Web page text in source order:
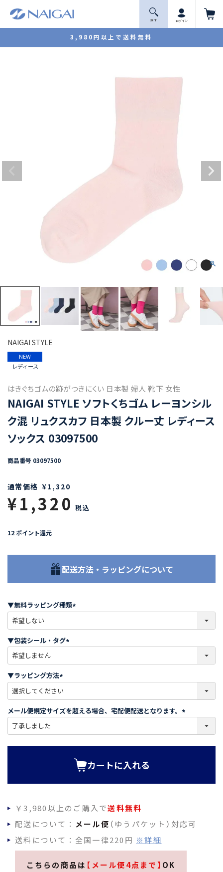
3,980円以上で送料無料
探 す ログイン
NAIGAI STYLE
NEW
レディース
はきぐちゴムの跡がつきにくい 日本製 婦人 靴下 女性
NAIGAI STYLE ソフトくちゴム レーヨンシル
ク混 リュクスカフ 日本製 クルー丈 レディース
ソックス 03097500
商品番号 03097500
通常価格 ¥1,320
¥1,320 税込
12 ポイント還元
配送方法・ラッピングについて
▼無料ラッピング種類
必
)
▼包装シール・タグ
必
)
▼ラッピング方法
必
須
)
メール便規定サイズを超える場合、宅配便配送となります。
必
カートに入れる
￥3,980以上のご購入で送料無料
配送について： メール便 （ゆうパケット）対応可
送料について：全国一律220円 ※詳細
こちらの商品は 【メール便4点まで】 OK